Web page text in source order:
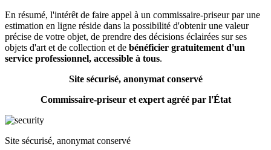
En résumé, l'intérêt de faire appel à un commissaire-priseur par une
estimation en ligne réside dans la possibilité d'obtenir une valeur
précise de votre objet, de prendre des décisions éclairées sur ses
objets d'art et de collection et de bénéficier gratuitement d'un
service professionnel, accessible à tous.
Site sécurisé, anonymat conservé
Commissaire-priseur et expert agréé par l'État
Site sécurisé, anonymat conservé